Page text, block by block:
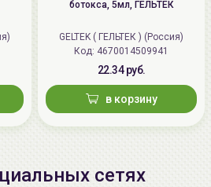
ботокса, 5мл, ГЕЛЬТЕК
GELTEK ( ГЕЛЬТЕК ) (Россия)
Код: 4670014509941
22.34 руб.
в корзину
сетях